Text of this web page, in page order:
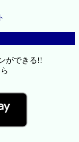
ができる!!